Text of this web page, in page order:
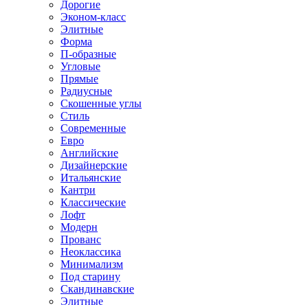
Дорогие
Эконом-класс
Элитные
Форма
П-образные
Угловые
Прямые
Радиусные
Скошенные углы
Стиль
Современные
Евро
Английские
Дизайнерские
Итальянские
Кантри
Классические
Лофт
Модерн
Прованс
Неоклассика
Минимализм
Под старину
Скандинавские
Элитные